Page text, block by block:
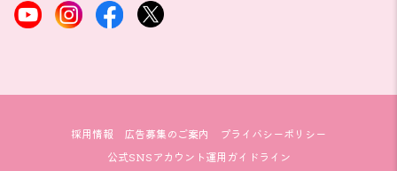
採用情報 広告募集のご案内
プライバシーポリシー
公式SNSアカウント運用ガイドライン